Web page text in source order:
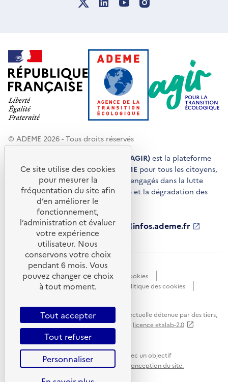
© ADEME 2026 - Tous droits réservés
Agir pour la transition écologique (AGIR) est la plateforme
de conseils et de services de l'ADEME pour tous les citoyens,
acteurs économiques et territoires engagés dans la lutte
contre le réchauffement climatique et la dégradation des
ressources.
ademe.fr
S'ouvre
nouvelle
fenêtre
librairie.ademe.fr
S'ouvre
dans
une
nouvelle
fenêtre
infos.ademe.fr
S'ouvre
nouvelle
ademe.fr/presse
S'ouvre
nouvelle
fenêtre
Accessibilité : non conforme
Données personnelles
Gestion des cookies
Mentions légales
Plan du site
Politique des cookies
dans
nouvelle
Sauf mention explicite de propriété intellectuelle détenue par des tiers,
les contenus de ce site sont proposés sous licence etalab-2.0
Ce site internet est pensé et développé avec un objectif
d'écoconception.En savoir plus sur l'écoconception du site.
Ce site utilise des cookies
pour mesurer la
fréquentation du site afin
d’en améliorer le
fonctionnement,
l’administration et évaluer
votre expérience
utilisateur. Nous
conservons votre choix
pendant 6 mois. Vous
pouvez changer ce choix
à tout moment.
Tout accepter
Tout refuser
Personnaliser